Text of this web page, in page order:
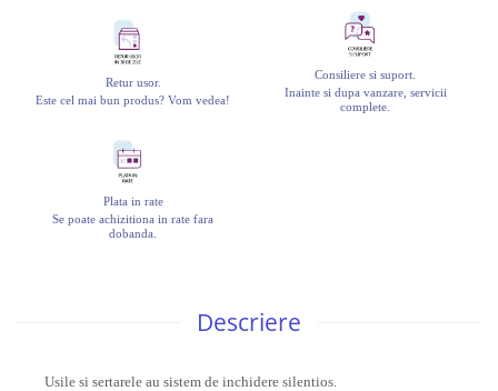
Retur usor.
Este cel mai bun produs? Vom vedea!
Consiliere si suport.
Inainte si dupa vanzare, servicii
complete.
Plata in rate
Se poate achizitiona in rate fara
dobanda.
Descriere
Usile si sertarele au sistem de inchidere silentios.